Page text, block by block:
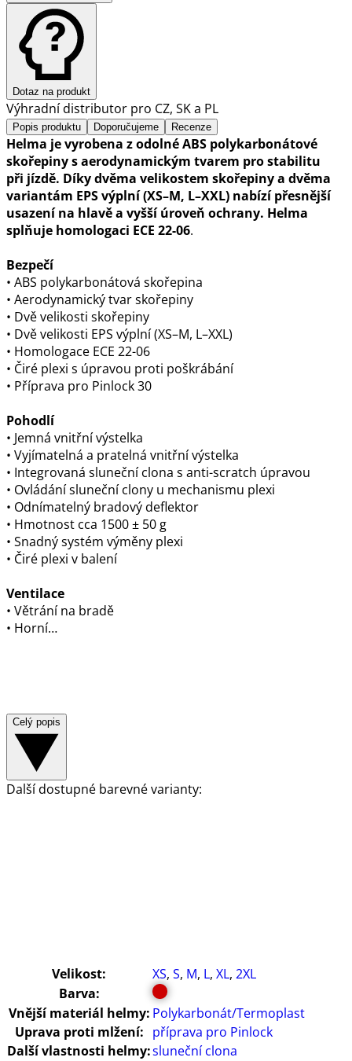
Dotaz na produkt
Výhradní distributor pro CZ, SK a PL
Popis produktu Doporučujeme Recenze
Helma je vyrobena z odolné ABS polykarbonátové
skořepiny s aerodynamickým tvarem pro stabilitu
při jízdě. Díky dvěma velikostem skořepiny a dvěma
variantám EPS výplní (XS–M, L–XXL) nabízí přesnější
usazení na hlavě a vyšší úroveň ochrany. Helma
splňuje homologaci ECE 22-06.
Bezpečí
• ABS polykarbonátová skořepina
• Aerodynamický tvar skořepiny
• Dvě velikosti skořepiny
• Dvě velikosti EPS výplní (XS–M, L–XXL)
• Homologace ECE 22-06
• Čiré plexi s úpravou proti poškrábání
• Příprava pro Pinlock 30
Pohodlí
• Jemná vnitřní výstelka
• Vyjímatelná a pratelná vnitřní výstelka
• Integrovaná sluneční clona s anti-scratch úpravou
• Ovládání sluneční clony u mechanismu plexi
• Odnímatelný bradový deflektor
• Hmotnost cca 1500 ± 50 g
• Snadný systém výměny plexi
• Čiré plexi v balení
Ventilace
• Větrání na bradě
• Horní…
Celý popis
Další dostupné barevné varianty:
Velikost: XS, S, M, L, XL, 2XL
Barva:
Vnější materiál helmy: Polykarbonát/Termoplast
Uprava proti mlžení: příprava pro Pinlock
Další vlastnosti helmy:sluneční clona